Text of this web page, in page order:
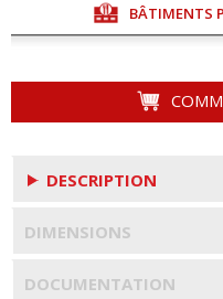
BÂTIMENTS
DESCRIPTION
DIMENSIONS
DOCUMENTATION